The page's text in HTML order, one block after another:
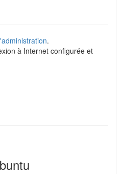
.
à Internet configurée et